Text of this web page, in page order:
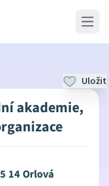
Open
Uložit
akademie,
14 Orlová